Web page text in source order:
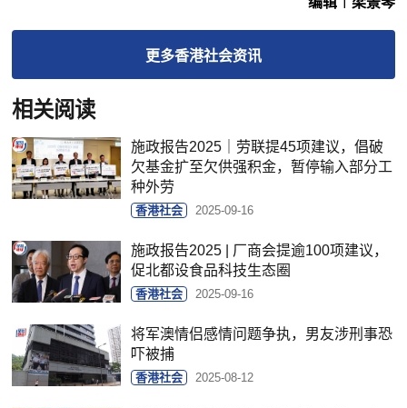
更多香港社会资讯
相关阅读
施政报告2025｜劳联提45项建议，倡破
欠基金扩至欠供强积金，暂停输入部分工
种外劳
香港社会 2025-09-16
施政报告2025 | 厂商会提逾100项建议，
促北都设食品科技生态圈
香港社会 2025-09-16
将军澳情侣感情问题争执，男友涉刑事恐
吓被捕
香港社会 2025-08-12